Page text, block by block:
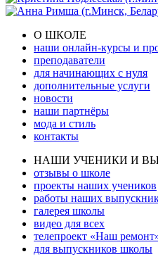
О ШКОЛЕ
наши онлайн-курсы и
преподаватели
для начинающих с нуля
дополнительные услуги
новости
наши партнёры
мода и стиль
контакты
НАШИ УЧЕНИКИ И
отзывы о школе
проекты наших учеников
работы наших
галерея школы
видео для всех
телепроект «Наш
для выпускников школы